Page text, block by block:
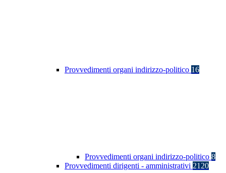
Provvedimenti organi indirizzo-politico 16
Provvedimenti organi indirizzo-politico 8
Provvedimenti dirigenti - amministrativi 2120